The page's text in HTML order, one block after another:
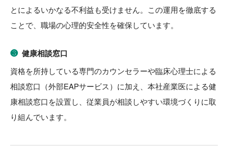
とによるいかなる不利益も受けません。この運用を徹底する
ことで、職場の心理的安全性を確保しています。
❸ 健康相談窓口
資格を所持している専門のカウンセラーや臨床心理士による
相談窓口（外部EAPサービス）に加え、本社産業医による健
康相談窓口を設置し、従業員が相談しやすい環境づくりに取
り組んでいます。